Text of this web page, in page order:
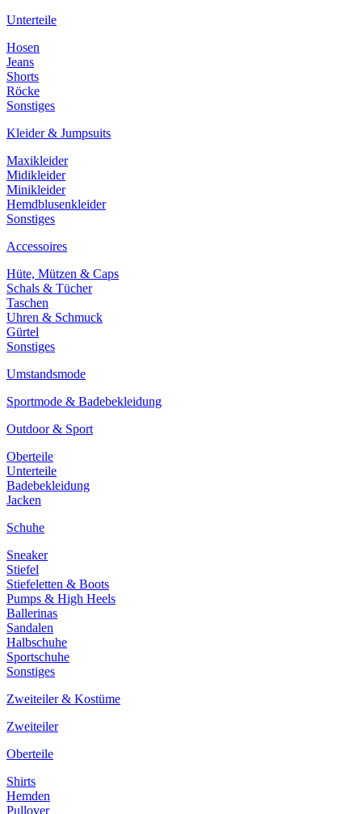
Unterteile
Hosen
Jeans
Shorts
Röcke
Sonstiges
Kleider & Jumpsuits
Maxikleider
Midikleider
Minikleider
Hemdblusenkleider
Sonstiges
Accessoires
Hüte, Mützen & Caps
Schals & Tücher
Taschen
Uhren & Schmuck
Gürtel
Sonstiges
Umstandsmode
Sportmode & Badebekleidung
Outdoor & Sport
Oberteile
Unterteile
Badebekleidung
Jacken
Schuhe
Sneaker
Stiefel
Stiefeletten & Boots
Pumps & High Heels
Ballerinas
Sandalen
Halbschuhe
Sportschuhe
Sonstiges
Zweiteiler & Kostüme
Zweiteiler
Oberteile
Shirts
Hemden
Pullover